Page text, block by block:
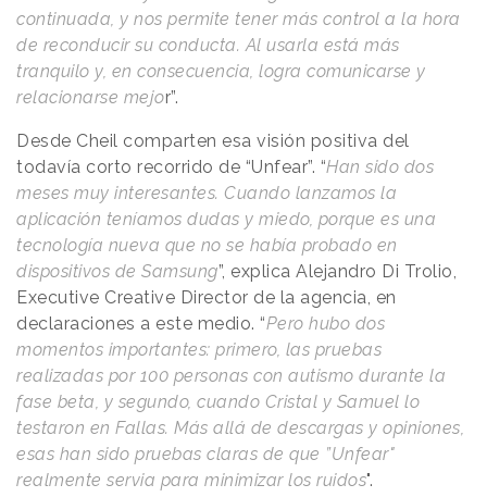
continuada, y nos permite tener más control a la hora
de reconducir su conducta. Al usarla está más
tranquilo y, en consecuencia, logra comunicarse y
relacionarse mejor”.
Desde Cheil comparten esa visión positiva del
todavía corto recorrido de “Unfear”. “Han sido dos
meses muy interesantes. Cuando lanzamos la
aplicación teníamos dudas y miedo, porque es una
tecnología nueva que no se había probado en
dispositivos de Samsung”, explica Alejandro Di Trolio,
Executive Creative Director de la agencia, en
declaraciones a este medio. “Pero hubo dos
momentos importantes: primero, las pruebas
realizadas por 100 personas con autismo durante la
fase beta, y segundo, cuando Cristal y Samuel lo
testaron en Fallas. Más allá de descargas y opiniones,
esas han sido pruebas claras de que ”Unfear"
realmente servia para minimizar los ruidos".